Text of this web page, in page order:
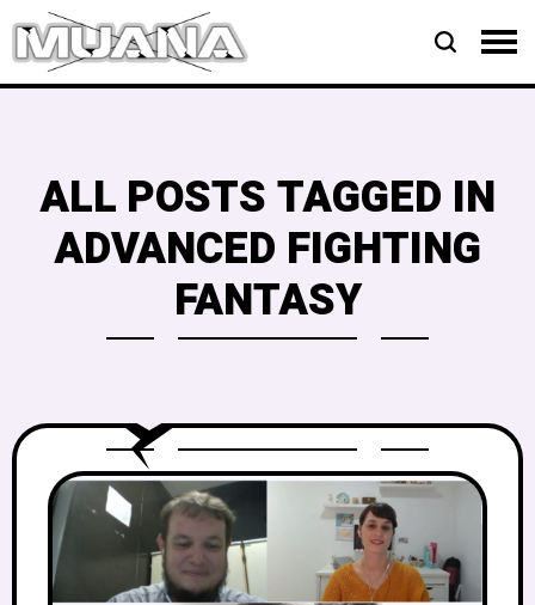
ALL POSTS TAGGED IN
ADVANCED FIGHTING
FANTASY